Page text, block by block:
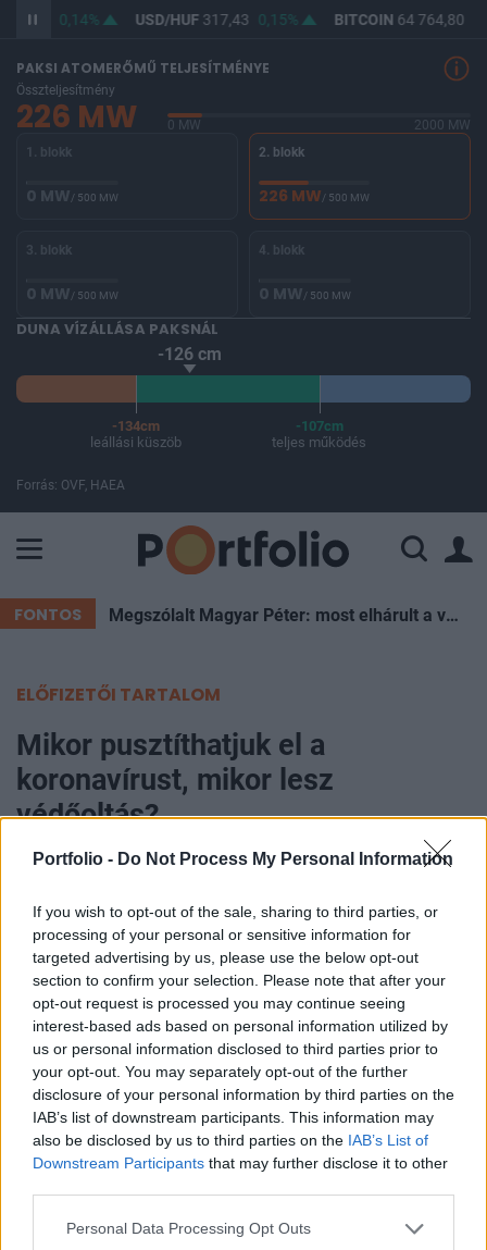
Portfolio - Do Not Process My Personal Information
If you wish to opt-out of the sale, sharing to third parties, or
processing of your personal or sensitive information for
targeted advertising by us, please use the below opt-out
section to confirm your selection. Please note that after your
opt-out request is processed you may continue seeing
interest-based ads based on personal information utilized by
us or personal information disclosed to third parties prior to
your opt-out. You may separately opt-out of the further
disclosure of your personal information by third parties on the
IAB’s list of downstream participants. This information may
also be disclosed by us to third parties on the IAB’s List of
Downstream Participants that may further disclose it to other
Personal Data Processing Opt Outs
0,14% USD/HUF317,43 0,15% BITCOIN64 764,80
PAKSI ATOMERŐMŰ TELJESÍTMÉNYE
Összteljesítmény
226 MW 0 MW
2000 MW
1. blokk
0 MW/ 500 MW
2. blokk
226 MW/ 500 MW
3. blokk
0 MW/ 500 MW
4. blokk
0 MW/ 500 MW
DUNA VÍZÁLLÁSA PAKSNÁL
-126 cm
-134cm
leállási küszöb
-107cm
teljes működés
Forrás: OVF, HAEA
FONTOS Megszólalt Magyar Péter: most elhárult a veszély, de Pakson újra pattanásig feszülhet a helyzet
ELŐFIZETŐI TARTALOM
Mikor pusztíthatjuk el a
koronavírust, mikor lesz
védőoltás?
Csiki Gergely
Nem csillapodik a koronavírus-járvány a világban,
Magyarországon csütörtök éjszakára 4 fertőzöttet
regisztráltak. Korábban már írtunk arról, hogy
milyen eszközei vannak az egyénnek a fertőzés
minimalizálása érdekében, valamint milyen
eszközei vannak a közegészségügynek ilyen
esetekben, most pedig ismertetjük, hogy mennyi
idő alatt fejleszthetőek ki védőoltások az ilyen
helyzetek kezelésére. A fejlesztés, gyártás
interjújában Zsigmond Krisztina, az Innovatív